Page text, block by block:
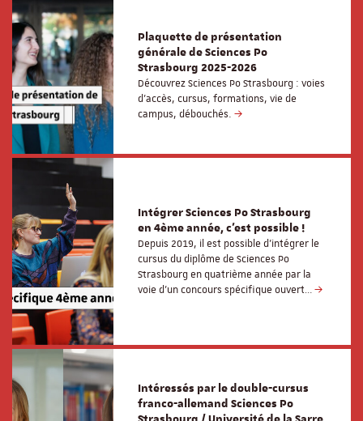
Plaquette de présentation
générale de Sciences Po
Strasbourg 2025-2026
Découvrez Sciences Po Strasbourg : voies
d'accès, cursus, formations, vie de
campus, débouchés.
Intégrer Sciences Po Strasbourg
en 4ème année, c'est possible !
Depuis 2019, il est possible d’intégrer le
cursus du diplôme de Sciences Po
Strasbourg en quatrième année par la
voie d’un concours spécifique ouvert…
Intéressés par le double-cursus
franco-allemand Sciences Po